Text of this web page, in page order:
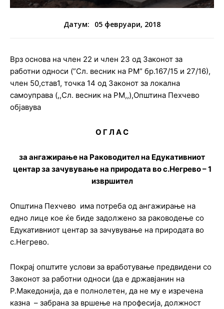
Датум: 05 февруари, 2018
Врз основа на член 22 и член 23 од Законот за
работни односи (”Сл. весник на РМ” бр.167/15 и 27/16),
член 50,став1, точка 14 од Законот за локална
самоуправа (,,Сл. весник на РМ,,),Општина Пехчево
објавува
О Г Л А С
за ангажирање на Раководител на Едукативниот
центар за зачувување на природата во с.Негрево – 1
извршител
Општина Пехчево има потреба од ангажирање на
едно лице кое ќе биде задолжено за раководење со
Едукативниот центар за зачувување на природата во
с.Негрево.
Покрај општите услови за вработување предвидени со
Законот за работни односи (да е државјанин на
Р.Македонија, да е полнолетен, да не му е изречена
казна – забрана за вршење на професија, должност